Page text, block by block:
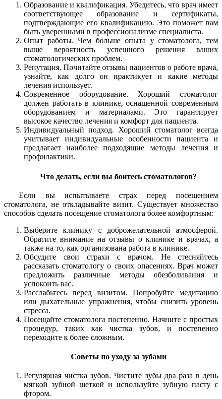
Образование и квалификация. Убедитесь, что врач имеет
соответствующее образование и сертификаты,
подтверждающие его квалификацию. Это поможет вам
быть уверенными в профессионализме специалиста.
Опыт работы. Чем больше опыта у стоматолога, тем
выше вероятность успешного решения ваших
стоматологических проблем.
Репутация. Почитайте отзывы пациентов о работе врача,
узнайте, как долго он практикует и какие методы
лечения использует.
Современное оборудование. Хороший стоматолог
должен работать в клинике, оснащенной современным
оборудованием и материалами. Это гарантирует
высокое качество лечения и комфорт для пациента.
Индивидуальный подход. Хороший стоматолог всегда
учитывает индивидуальные особенности пациента и
предлагает наиболее подходящие методы лечения и
профилактики.
Что делать, если вы боитесь стоматологов?
Если вы испытываете страх перед посещением
стоматолога, не откладывайте визит. Существует множество
способов сделать посещение стоматолога более комфортным:
Выберите клинику с доброжелательной атмосферой.
Обратите внимание на отзывы о клинике и врачах, а
также на то, как организована работа в клинике.
Обсудите свои страхи с врачом. Не стесняйтесь
рассказать стоматологу о своих опасениях. Врач может
предложить различные методы обезболивания и
успокоить вас.
Расслабьтесь перед визитом. Попробуйте медитацию
или дыхательные упражнения, чтобы снизить уровень
стресса.
Посещайте стоматолога постепенно. Начните с простых
процедур, таких как чистка зубов, и постепенно
переходите к более сложным.
Советы по уходу за зубами
Регулярная чистка зубов. Чистите зубы два раза в день
мягкой зубной щеткой и используйте зубную пасту с
фтором.